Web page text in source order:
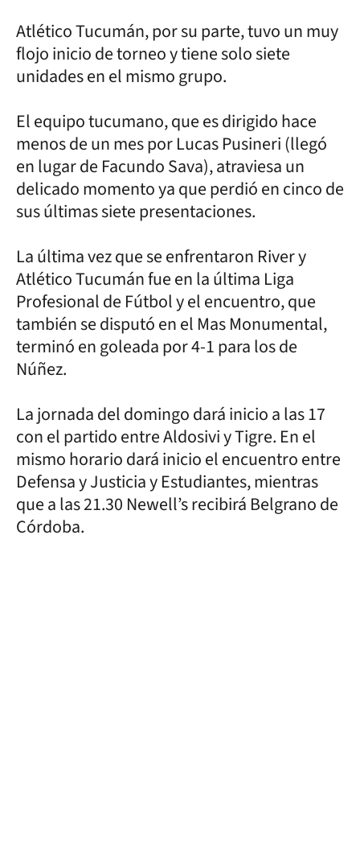
Atlético Tucumán, por su parte, tuvo un muy
flojo inicio de torneo y tiene solo siete
unidades en el mismo grupo.
El equipo tucumano, que es dirigido hace
menos de un mes por Lucas Pusineri (llegó
en lugar de Facundo Sava), atraviesa un
delicado momento ya que perdió en cinco de
sus últimas siete presentaciones.
La última vez que se enfrentaron River y
Atlético Tucumán fue en la última Liga
Profesional de Fútbol y el encuentro, que
también se disputó en el Mas Monumental,
terminó en goleada por 4-1 para los de
Núñez.
La jornada del domingo dará inicio a las 17
con el partido entre Aldosivi y Tigre. En el
mismo horario dará inicio el encuentro entre
Defensa y Justicia y Estudiantes, mientras
que a las 21.30 Newell’s recibirá Belgrano de
Córdoba.